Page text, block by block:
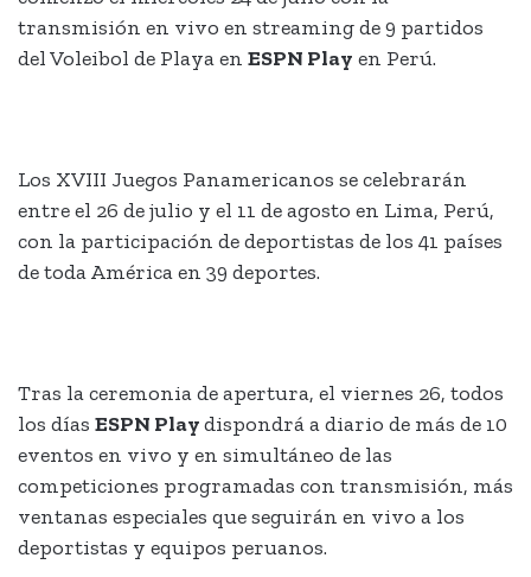
transmisión en vivo en streaming de 9 partidos
del Voleibol de Playa en ESPN Play en Perú.
Los XVIII Juegos Panamericanos se celebrarán
entre el 26 de julio y el 11 de agosto en Lima, Perú,
con la participación de deportistas de los 41 países
de toda América en 39 deportes.
Tras la ceremonia de apertura, el viernes 26, todos
los días ESPN Playdispondrá a diario de más de 10
eventos en vivo y en simultáneo de las
competiciones programadas con transmisión, más
ventanas especiales que seguirán en vivo a los
deportistas y equipos peruanos.